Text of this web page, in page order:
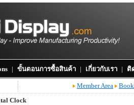
| ขั้นตอนการซื้อสินค้า | เกี่ยวกับเรา | ติ
Member Area
Clock